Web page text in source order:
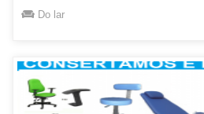
Do lar